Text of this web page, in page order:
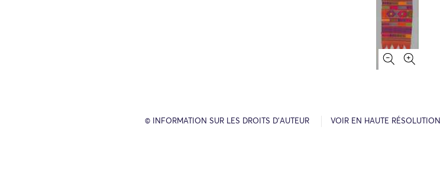
© INFORMATION SUR LES DROITS D’AUTEUR VOIR EN HAUTE RÉSOLUTION